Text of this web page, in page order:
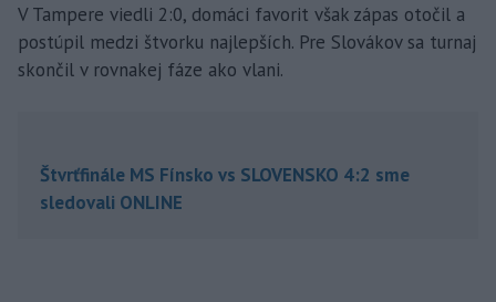
V Tampere viedli 2:0, domáci favorit však zápas otočil a
postúpil medzi štvorku najlepších. Pre Slovákov sa turnaj
skončil v rovnakej fáze ako vlani.
Štvrťfinále MS Fínsko vs SLOVENSKO 4:2 sme
sledovali ONLINE